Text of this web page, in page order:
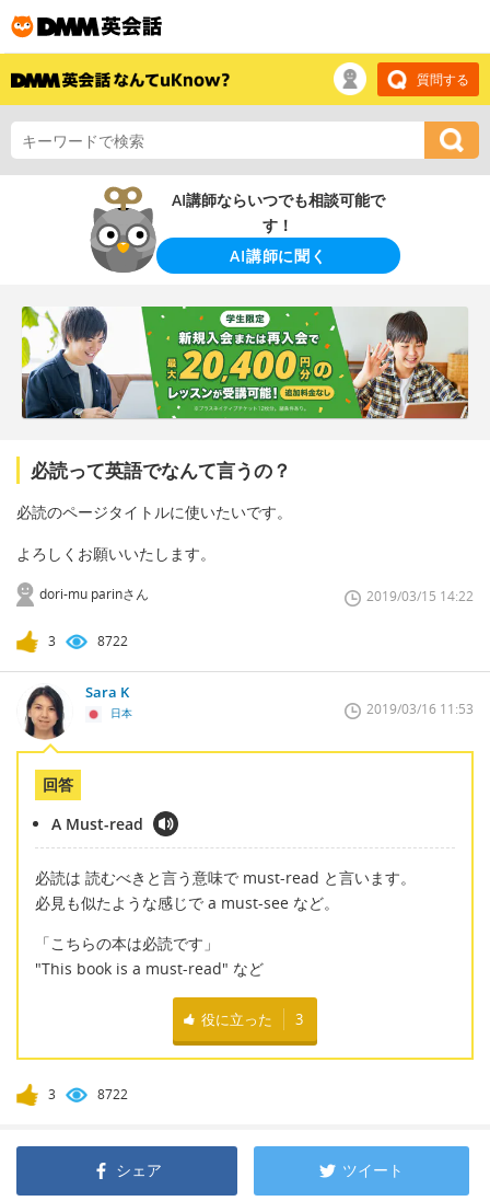
質問する
AI講師ならいつでも相談可能で
す！
AI講師に聞く
必読って英語でなんて言うの？
必読のページタイトルに使いたいです。
よろしくお願いいたします。
dori-mu parinさん 2019/03/15 14:22
3 8722
Sara K
日本 2019/03/16 11:53
回答
A Must-read
必読は 読むべきと言う意味で must-read と言います。
必見も似たような感じで a must-see など。
「こちらの本は必読です」
"This book is a must-read" など
役に立った 3
3 8722
シェア ツイート